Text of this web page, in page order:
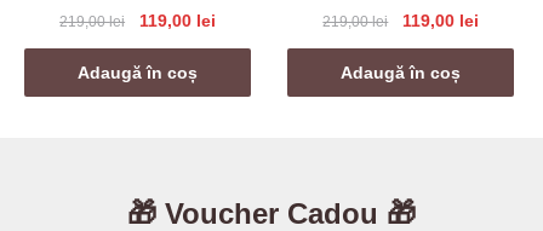
219,00lei
Prețul
inițial
a
fost:
119,00 lei
curent
119,00 lei.
Adaugă în coș
219,00lei
Prețul
inițial
a
fost:
119,00 lei
curent
119,00
Adaugă în coș
🎁 Voucher Cadou 🎁